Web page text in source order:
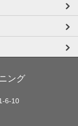
ング
6-10